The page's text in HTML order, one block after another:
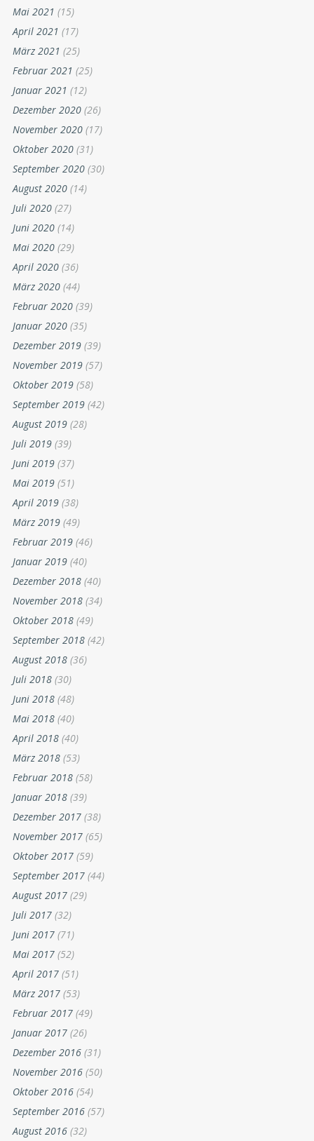
Mai 2021 (15)
April 2021 (17)
März 2021 (25)
Februar 2021 (25)
Januar 2021 (12)
Dezember 2020 (26)
November 2020 (17)
Oktober 2020 (31)
September 2020 (30)
August 2020 (14)
Juli 2020 (27)
Juni 2020 (14)
Mai 2020 (29)
April 2020 (36)
März 2020 (44)
Februar 2020 (39)
Januar 2020 (35)
Dezember 2019 (39)
November 2019 (57)
Oktober 2019 (58)
September 2019 (42)
August 2019 (28)
Juli 2019 (39)
Juni 2019 (37)
Mai 2019 (51)
April 2019 (38)
März 2019 (49)
Februar 2019 (46)
Januar 2019 (40)
Dezember 2018 (40)
November 2018 (34)
Oktober 2018 (49)
September 2018 (42)
August 2018 (36)
Juli 2018 (30)
Juni 2018 (48)
Mai 2018 (40)
April 2018 (40)
März 2018 (53)
Februar 2018 (58)
Januar 2018 (39)
Dezember 2017 (38)
November 2017 (65)
Oktober 2017 (59)
September 2017 (44)
August 2017 (29)
Juli 2017 (32)
Juni 2017 (71)
Mai 2017 (52)
April 2017 (51)
März 2017 (53)
Februar 2017 (49)
Januar 2017 (26)
Dezember 2016 (31)
November 2016 (50)
Oktober 2016 (54)
September 2016 (57)
August 2016 (32)